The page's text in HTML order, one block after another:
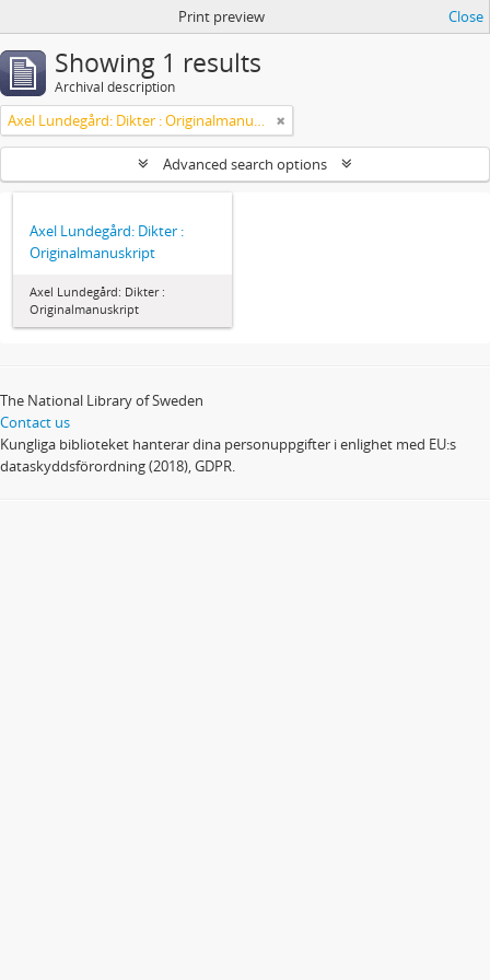
Print preview Close
Showing 1 results
Archival description
Axel Lundegård: Dikter : Originalmanuskript
Advanced search options
Axel Lundegård: Dikter :
Originalmanuskript
Axel Lundegård: Dikter :
Originalmanuskript
The National Library of Sweden
Contact us
Kungliga biblioteket hanterar dina personuppgifter i enlighet med EU:s
dataskyddsförordning (2018), GDPR.